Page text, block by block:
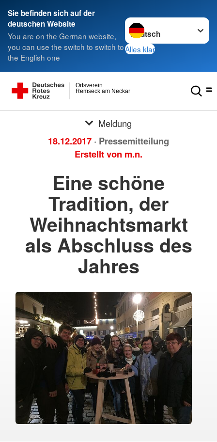
Sie befinden sich auf der
deutschen Website
You are on the German website,
you can use the switch to switch to
the English one
Sprache wechseln zu
Alles klar
Remseck am Neckar
Ortsverein
Meldung
18.12.2017 · Pressemitteilung
Erstellt von m.n.
Eine schöne
Tradition, der
Weihnachtsmarkt
als Abschluss des
Jahres